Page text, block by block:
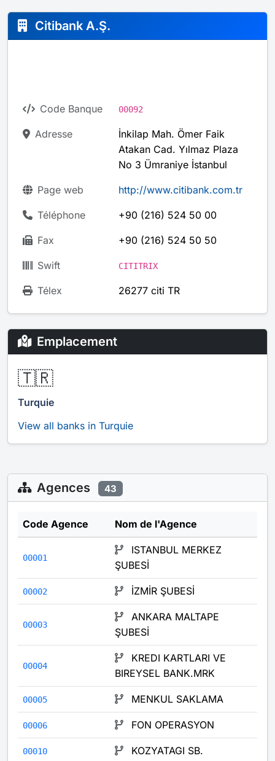
Citibank A.Ş.
Code Banque 00092
Adresse
İnkilap Mah. Ömer Faik
Atakan Cad. Yılmaz Plaza
No 3 Ümraniye İstanbul
Page web http://www.citibank.com.tr
Téléphone +90 (216) 524 50 00
Fax +90 (216) 524 50 50
Swift CITITRIX
Télex 26277 citi TR
Emplacement
🇹🇷
Turquie
View all banks in Turquie
Agences 43
Code Agence Nom de l'Agence
00001
ISTANBUL MERKEZ
ŞUBESİ
00002 İZMİR ŞUBESİ
00003
ANKARA MALTAPE
ŞUBESİ
00004
KREDI KARTLARI VE
BIREYSEL BANK.MRK
00005 MENKUL SAKLAMA
00006 FON OPERASYON
00010 KOZYATAGI SB.